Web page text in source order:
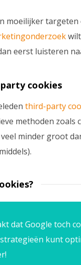
moeilijker
wilt
eerst luisteren
cookies
third-party
methoden
minder groot
dat Google toch
kunt